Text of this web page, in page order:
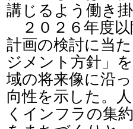
講じるよう働き
２０２６年度以
計画の検討に当
ジメント方針」
域の将来像に沿
向性を示した。
くインフラの集